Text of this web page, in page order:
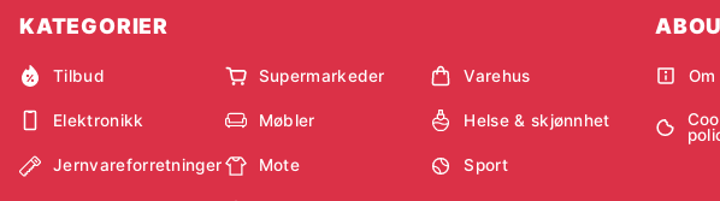
KATEGORIER
Tilbud Supermarkeder Varehus
Elektronikk Møbler Helse & skjønnhet
Jernvareforretninger Mote Sport